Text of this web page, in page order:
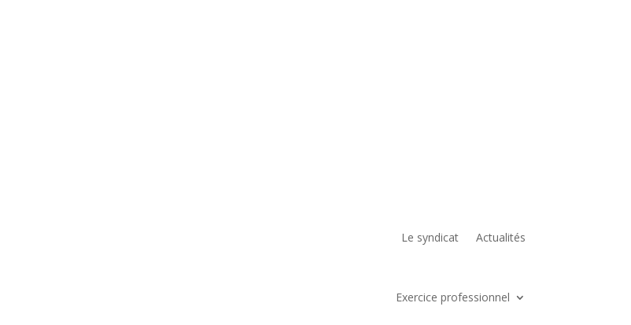
Le syndicat Actualités
Exercice professionnel